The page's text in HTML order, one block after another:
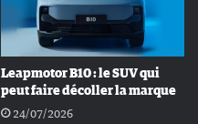
Leapmotor B10 : le SUV qui
peut faire décoller la marque
24/07/2026